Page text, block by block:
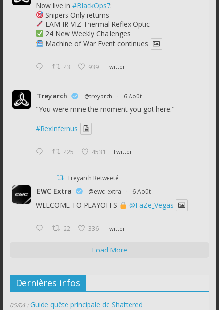
Now live in #BlackOps7:
Snipers Only returns
EAM IR-VIZ Thermal Reflex Optic
24 New Weekly Challenges
Machine of War Event continues
43 939 Twitter
Treyarch @treyarch · 6 Août
"You were mine the moment you got here."
#RexInfernus
425 4531 Twitter
Treyarch Retweeté
EWC Extra @ewc_extra · 6 Août
WELCOME TO PLAYOFFS @FaZe_Vegas
22 336 Twitter
Load More
Dernières infos
05/04 : Guide quête principale de Shattered